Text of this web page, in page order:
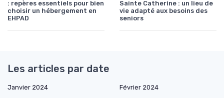
: repères essentiels pour bien
choisir un hébergement en
EHPAD
Sainte Catherine : un lieu de
vie adapté aux besoins des
seniors
Les articles par date
Janvier 2024
Février 2024